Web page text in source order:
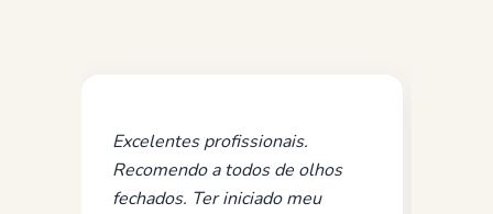
Excelentes profissionais.
Recomendo a todos de olhos
fechados. Ter iniciado meu